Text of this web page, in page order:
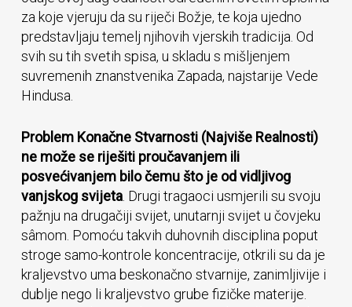
za koje vjeruju da su riječi Božje, te koja ujedno
predstavljaju temelj njihovih vjerskih tradicija. Od
svih su tih svetih spisa, u skladu s mišljenjem
suvremenih znanstvenika Zapada, najstarije Vede
Hindusa.
Problem Konačne Stvarnosti (Najviše Realnosti)
ne može se riješiti proučavanjem ili
posvećivanjem bilo čemu što je od vidljivog
vanjskog svijeta. Drugi tragaoci usmjerili su svoju
pažnju na drugačiji svijet, unutarnji svijet u čovjeku
sâmom. Pomoću takvih duhovnih disciplina poput
stroge samo-kontrole koncentracije, otkrili su da je
kraljevstvo uma beskonačno stvarnije, zanimljivije i
dublje nego li kraljevstvo grube fizičke materije.